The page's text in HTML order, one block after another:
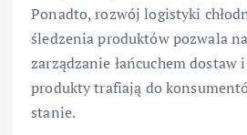
Ponadto, rozwój logistyki
śledzenia produktów pozwala
zarządzanie łańcuchem dostaw
produkty trafiają do
stanie.